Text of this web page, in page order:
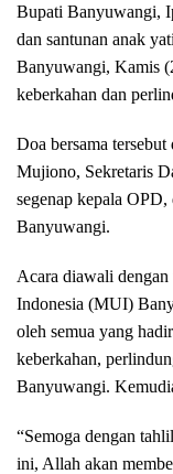
Bupati Banyuwangi,
dan santunan anak
Banyuwangi, Kamis
keberkahan dan
Doa bersama
Mujiono, Sekretaris
segenap kepala
Banyuwangi.
Acara diawali
Indonesia (MUI)
oleh semua yang
keberkahan,
Banyuwangi.
“Semoga dengan
ini, Allah akan